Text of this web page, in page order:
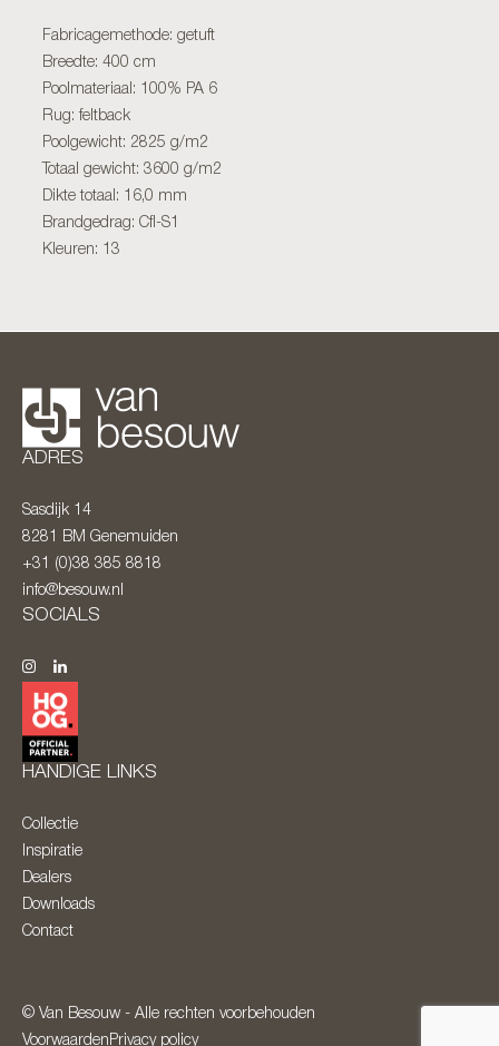
Fabricagemethode: getuft
Breedte: 400 cm
Poolmateriaal: 100% PA 6
Rug: feltback
Poolgewicht: 2825 g/m2
Totaal gewicht: 3600 g/m2
Dikte totaal: 16,0 mm
Brandgedrag: Cfl-S1
Kleuren: 13
ADRES
Sasdijk 14
8281 BM Genemuiden
+31 (0)38 385 8818
info@besouw.nl
SOCIALS
HANDIGE LINKS
Collectie
Inspiratie
Dealers
Downloads
Contact
© Van Besouw - Alle rechten voorbehouden
Voorwaarden Privacy policy